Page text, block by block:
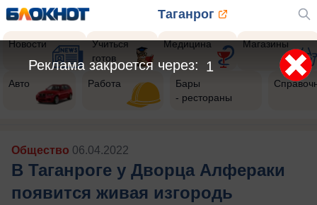
Таганрог
Новости
Учиться
готов
Медицина Магазины
Авто Работа
Бары
- рестораны
Общество 06.04.2022
В Таганроге у Дворца Алфераки
появится живая изгородь